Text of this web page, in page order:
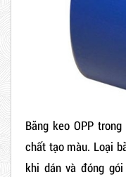
Băng keo OPP
chất tạo màu. Loại
khi dán và đóng